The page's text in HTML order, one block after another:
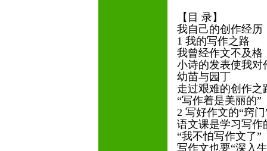
【目 录】
我自己的创作经历
1 我的写作之路
我曾经作文不及格
小诗的发表使我
幼苗与园丁
走过艰难的创作
“写作着是美丽的”
2 写好作文的“窍
语文课是学习写
“我不怕写作文了”
写作文也要“深入